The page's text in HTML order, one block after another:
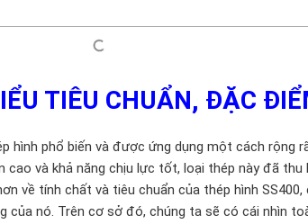
TIÊU CHUẨN, ĐẶC
hình phổ biến và được ứng dụng một cách rộng
cao và khả năng chịu lực tốt, loại thép này đã
về tính chất và tiêu chuẩn của thép hình
của nó. Trên cơ sở đó, chúng ta sẽ có cái nhìn